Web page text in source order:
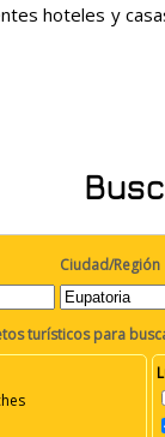
hoteles y
Ciudad/Región
turísticos para